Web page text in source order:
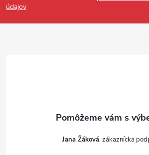
údajov
Jana Žáková